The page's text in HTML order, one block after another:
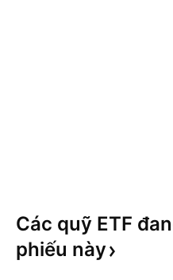
Các quỹ ETF
phiếu này